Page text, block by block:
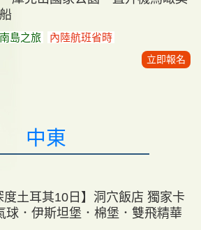
素易遊》11/3【紐西蘭10日】蔬
庫克山國家公園．直升機鳥瞰奧
立即報名